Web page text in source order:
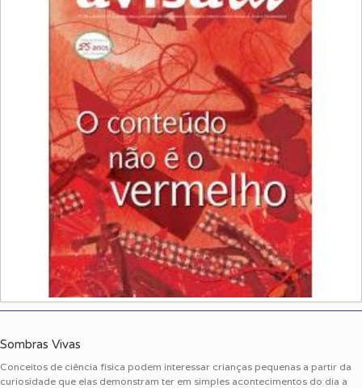
Sombras Vivas
Conceitos de ciência física podem interessar crianças pequenas a partir da
curiosidade que elas demonstram ter em simples acontecimentos do dia a